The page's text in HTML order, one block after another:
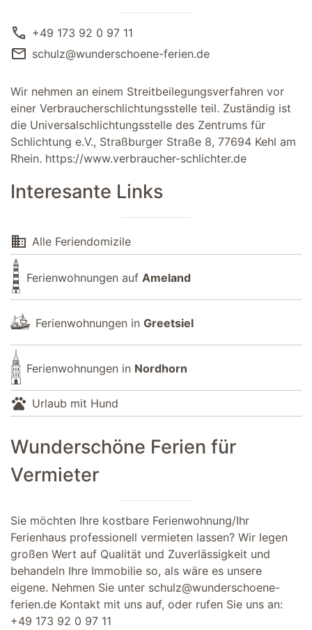
call +49 173 92 0 97 11
mail schulz@wunderschoene-ferien.de
Wir nehmen an einem Streitbeilegungsverfahren vor
einer Verbraucherschlichtungsstelle teil. Zuständig ist
die Universalschlichtungsstelle des Zentrums für
Schlichtung e.V., Straßburger Straße 8, 77694 Kehl am
Rhein. https://www.verbraucher-schlichter.de
Interesante Links
domain Alle Feriendomizile
Ferienwohnungen auf Ameland
Ferienwohnungen in Greetsiel
Ferienwohnungen in Nordhorn
pets Urlaub mit Hund
Wunderschöne Ferien für
Vermieter
Sie möchten Ihre kostbare Ferienwohnung/Ihr
Ferienhaus professionell vermieten lassen? Wir legen
großen Wert auf Qualität und Zuverlässigkeit und
behandeln Ihre Immobilie so, als wäre es unsere
eigene. Nehmen Sie unter schulz@wunderschoene-
ferien.de Kontakt mit uns auf, oder rufen Sie uns an:
+49 173 92 0 97 11